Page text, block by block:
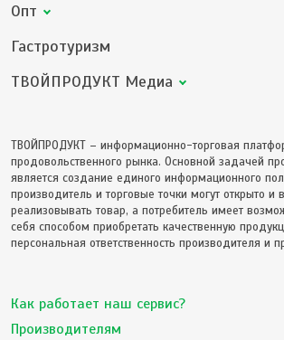
Опт
Гастротуризм
ТВОЙПРОДУКТ Медиа
ТВОЙПРОДУКТ – информационно-торговая
продовольственного рынка. Основной задачей
является создание единого информационного
производитель и торговые точки могут открыто и
реализовывать товар, а потребитель имеет
себя способом приобретать качественную
персональная ответственность производителя и
Как работает наш сервис?
Производителям